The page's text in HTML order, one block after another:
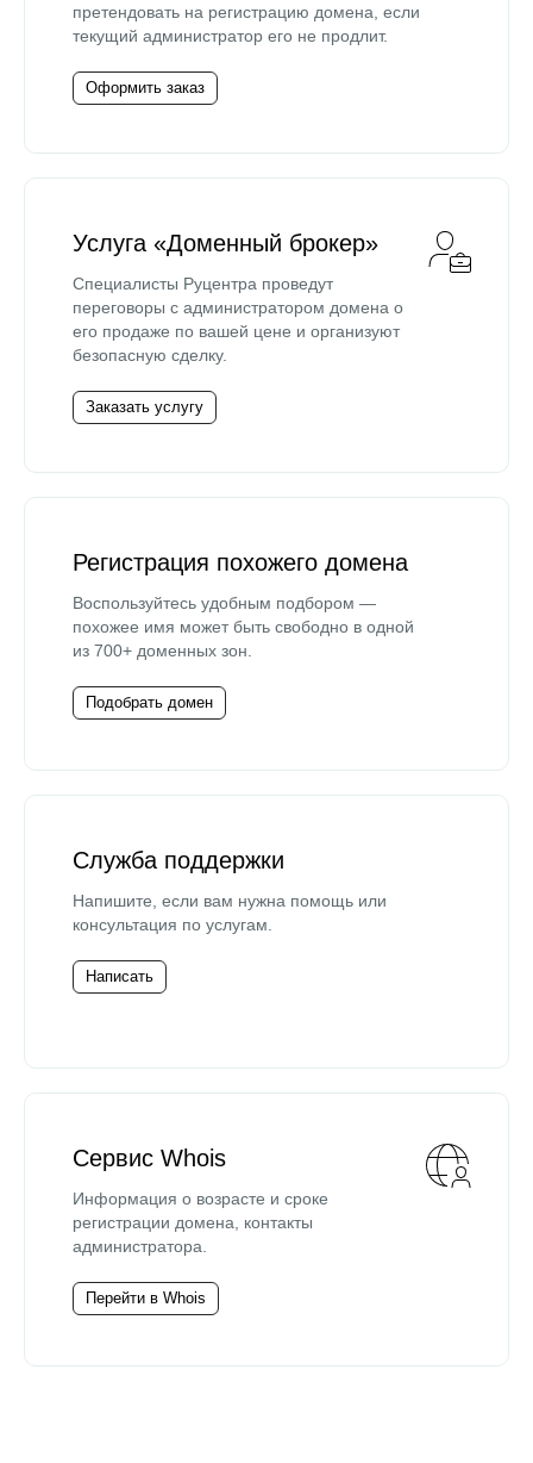
претендовать на регистрацию домена, если
текущий администратор его не продлит.
Оформить заказ
Услуга «Доменный брокер»
Специалисты Руцентра проведут
переговоры с администратором домена о
его продаже по вашей цене и организуют
безопасную сделку.
Заказать услугу
Регистрация похожего домена
Воспользуйтесь удобным подбором —
похожее имя может быть свободно в одной
из 700+ доменных зон.
Подобрать домен
Служба поддержки
Напишите, если вам нужна помощь или
консультация по услугам.
Написать
Сервис Whois
Информация о возрасте и сроке
регистрации домена, контакты
администратора.
Перейти в Whois